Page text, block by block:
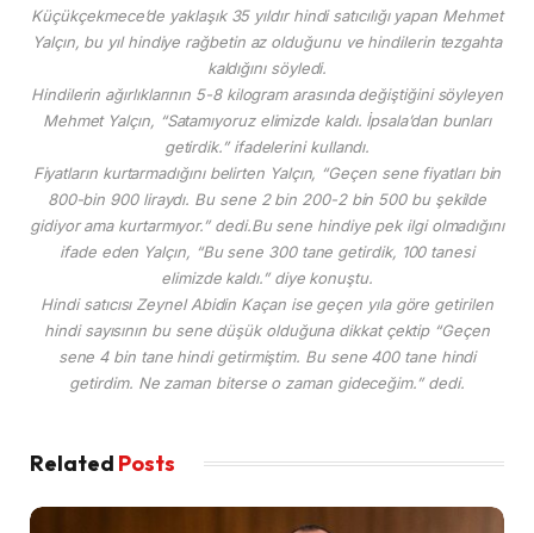
Küçükçekmece’de yaklaşık 35 yıldır hindi satıcılığı yapan Mehmet
Yalçın, bu yıl hindiye rağbetin az olduğunu ve hindilerin tezgahta
kaldığını söyledi.
Hindilerin ağırlıklarının 5-8 kilogram arasında değiştiğini söyleyen
Mehmet Yalçın, “Satamıyoruz elimizde kaldı. İpsala’dan bunları
getirdik.” ifadelerini kullandı.
Fiyatların kurtarmadığını belirten Yalçın, “Geçen sene fiyatları bin
800-bin 900 liraydı. Bu sene 2 bin 200-2 bin 500 bu şekilde
gidiyor ama kurtarmıyor.” dedi.Bu sene hindiye pek ilgi olmadığını
ifade eden Yalçın, “Bu sene 300 tane getirdik, 100 tanesi
elimizde kaldı.” diye konuştu.
Hindi satıcısı Zeynel Abidin Kaçan ise geçen yıla göre getirilen
hindi sayısının bu sene düşük olduğuna dikkat çektip “Geçen
sene 4 bin tane hindi getirmiştim. Bu sene 400 tane hindi
getirdim. Ne zaman biterse o zaman gideceğim.” dedi.
Related Posts